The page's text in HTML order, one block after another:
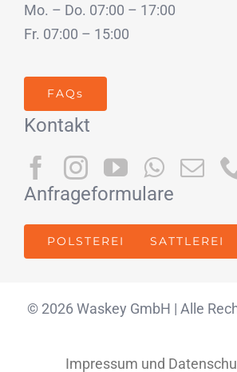
Mo. – Do. 07:00 – 17:00
Fr. 07:00 – 15:00
FAQs
Kontakt
Anfrageformulare
POLSTEREI SATTLEREI
© 2026 Waskey GmbH | Alle
Impressum und